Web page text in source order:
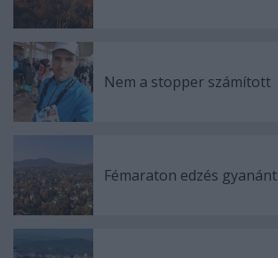
Nem a stopper számított
Fémaraton edzés gyanánt